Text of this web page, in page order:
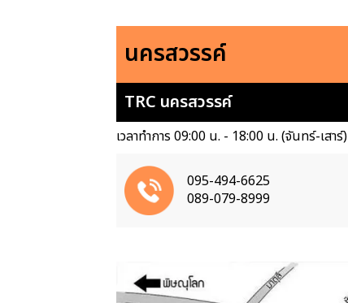
นครสวรรค์
TRC นครสวรรค์
เวลาทำการ 09:00 น. - 18:00 น. (จันทร์-เสาร์)
095-494-6625
089-079-8999